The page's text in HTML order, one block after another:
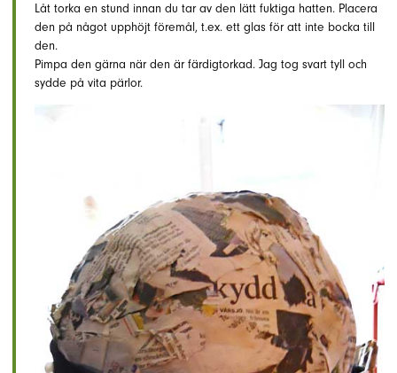
Låt torka en stund innan du tar av den lätt fuktiga hatten. Placera
den på något upphöjt föremål, t.ex. ett glas för att inte bocka till
den.
Pimpa den gärna när den är färdigtorkad. Jag tog svart tyll och
sydde på vita pärlor.